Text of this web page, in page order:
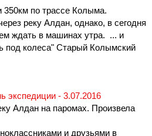
реку Алдан, однако, в сегодня
ждать в машинах утра.  ... и
под колеса" Старый Колымский
экспедиции - 3.07.2016
и друзьями в